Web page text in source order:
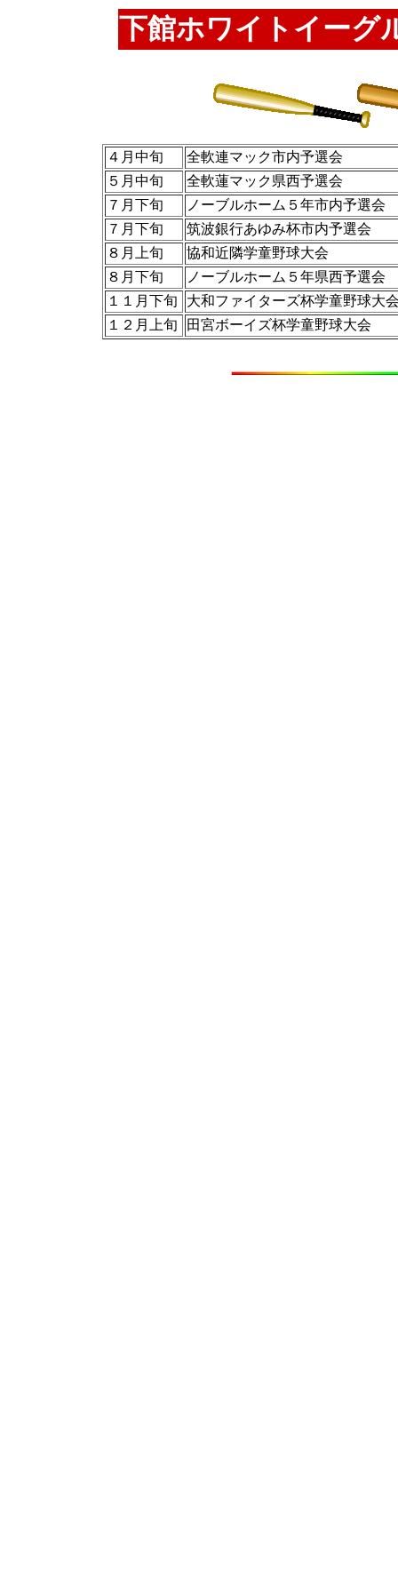
下館ホワイトイー
４月中旬
全軟連マック市内予選会
５月中旬
全軟蓮マック県西予選会
７月下旬
ノーブルホーム５年市内予選会
７月下旬
筑波銀行あゆみ杯市内予選会
８月上旬
協和近隣学童野球大会
８月下旬
ノーブルホーム５年県西予選会
１１月下旬
大和ファイターズ杯学童野球
１２月上旬
田宮ボーイズ杯学童野球大会